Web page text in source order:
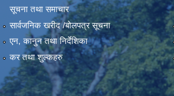
सूचना तथा समाचार
सार्वजनिक खरीद /बोलपत्र सूचना
एन, कानुन तथा निर्देशिका
कर तथा शुल्कहरु